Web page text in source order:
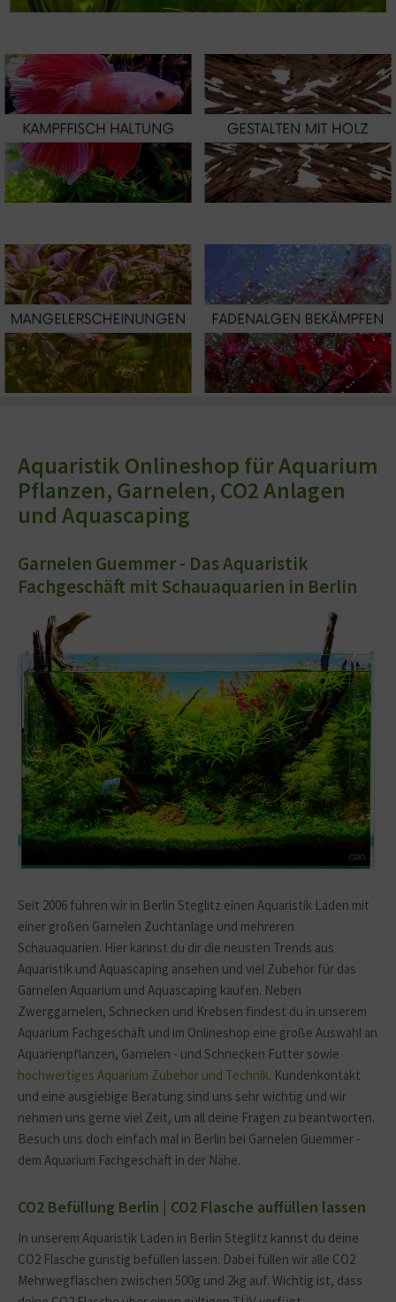
Aquaristik Onlineshop für Aquarium
Pflanzen, Garnelen, CO2 Anlagen
und Aquascaping
Garnelen Guemmer - Das Aquaristik
Fachgeschäft mit Schauaquarien in Berlin
Seit 2006 führen wir in Berlin Steglitz einen Aquaristik Laden mit
einer großen Garnelen Zuchtanlage und mehreren
Schauaquarien. Hier kannst du dir die neusten Trends aus
Aquaristik und Aquascaping ansehen und viel Zubehör für das
Garnelen Aquarium und Aquascaping kaufen. Neben
Zwerggarnelen, Schnecken und Krebsen findest du in unserem
Aquarium Fachgeschäft und im Onlineshop eine große Auswahl an
Aquarienpflanzen, Garnelen - und Schnecken Futter sowie
hochwertiges Aquarium Zubehör und Technik. Kundenkontakt
und eine ausgiebige Beratung sind uns sehr wichtig und wir
nehmen uns gerne viel Zeit, um all deine Fragen zu beantworten.
Besuch uns doch einfach mal in Berlin bei Garnelen Guemmer -
dem Aquarium Fachgeschäft in der Nähe.
CO2 Befüllung Berlin | CO2 Flasche auffüllen lassen
In unserem Aquaristik Laden in Berlin Steglitz kannst du deine
CO2 Flasche günstig befüllen lassen. Dabei füllen wir alle CO2
Mehrwegflaschen zwischen 500g und 2kg auf. Wichtig ist, dass